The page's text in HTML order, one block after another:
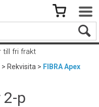
till fri frakt
Rekvisita> FIBRA Apex
2-p